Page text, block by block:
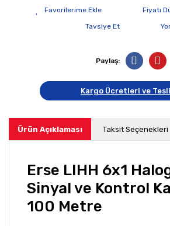
Fiyatı
Tavsiye Et
Paylaş:
Kargo Ücretleri ve
Ürün Açıklaması Taksit Seçenekleri
Erse LIHH 6x1
Sinyal ve Kontrol
100 Metre